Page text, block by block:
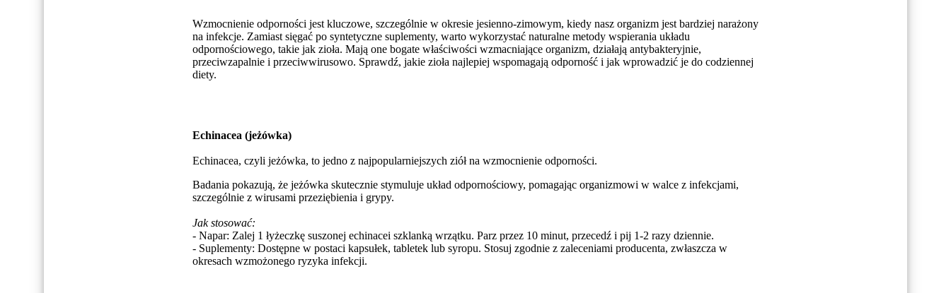
Wzmocnienie odporności jest kluczowe, szczególnie w okresie jesienno-zimowym, kiedy nasz organizm jest bardziej narażony
na infekcje. Zamiast sięgać po syntetyczne suplementy, warto wykorzystać naturalne metody wspierania układu
odpornościowego, takie jak zioła. Mają one bogate właściwości wzmacniające organizm, działają antybakteryjnie,
przeciwzapalnie i przeciwwirusowo. Sprawdź, jakie zioła najlepiej wspomagają odporność i jak wprowadzić je do codziennej
diety.
Echinacea (jeżówka)
Echinacea, czyli jeżówka, to jedno z najpopularniejszych ziół na wzmocnienie odporności.
Badania pokazują, że jeżówka skutecznie stymuluje układ odpornościowy, pomagając organizmowi w walce z infekcjami,
szczególnie z wirusami przeziębienia i grypy.
Jak stosować:
- Napar: Zalej 1 łyżeczkę suszonej echinacei szklanką wrzątku. Parz przez 10 minut, przecedź i pij 1-2 razy dziennie.
- Suplementy: Dostępne w postaci kapsułek, tabletek lub syropu. Stosuj zgodnie z zaleceniami producenta, zwłaszcza w
okresach wzmożonego ryzyka infekcji.